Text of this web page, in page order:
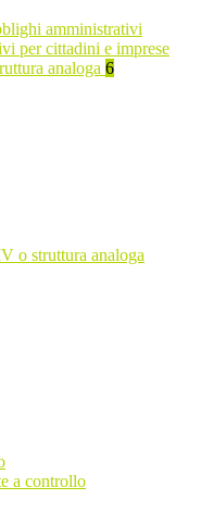
amministrativi
per cittadini e imprese
analoga 6
o struttura analoga
a controllo